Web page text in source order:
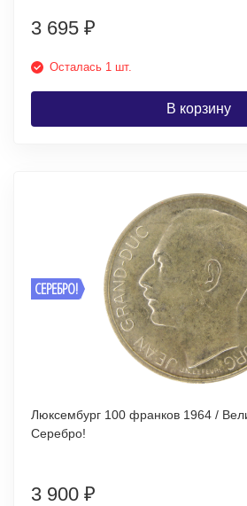
3 695 ₽
Осталась 1 шт.
В корзину
СЕРЕБРО!
Люксембург 100 франков 1964 /
Серебро!
3 900 ₽